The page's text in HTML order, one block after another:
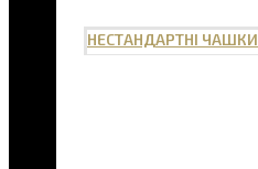
НЕСТАНДАРТНІ ЧАШКИ